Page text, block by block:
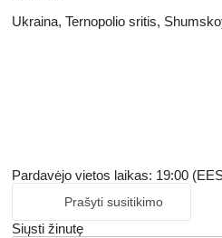
Ukraina, Ternopolio sritis,
Pardavėjo vietos laikas: 19:00
Prašyti susitikimo
Siųsti žinutę